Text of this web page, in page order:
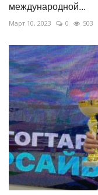
международной...
Март 10, 2023 0 503